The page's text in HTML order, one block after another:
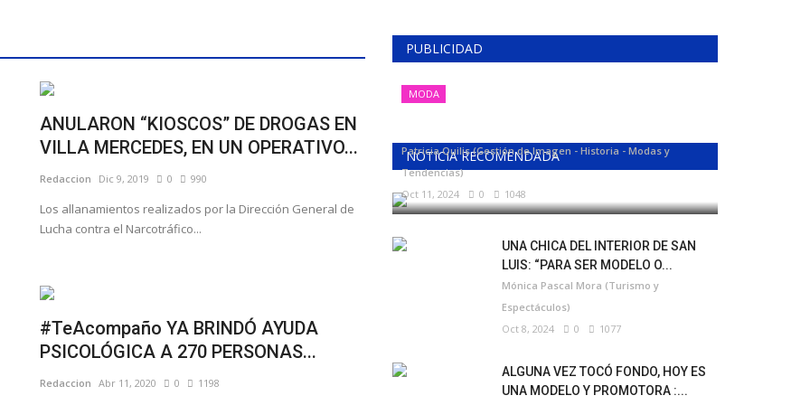
ANULARON “KIOSCOS” DE DROGAS EN
VILLA MERCEDES, EN UN OPERATIVO...
Redaccion Dic 9, 2019 0 990
Los allanamientos realizados por la Dirección General de
Lucha contra el Narcotráfico...
#TeAcompaño YA BRINDÓ AYUDA
PSICOLÓGICA A 270 PERSONAS...
Redaccion Abr 11, 2020 0 1198
PUBLICIDAD
NOTICIA RECOMENDADA
MODA
Patricia Quilis (Gestión de Imagen - Historia - Modas y
Tendencias)
Oct 11, 2024
0 1048
UNA CHICA DEL INTERIOR DE SAN
LUIS: “PARA SER MODELO O...
Mónica Pascal Mora (Turismo y
Espectáculos)
Oct 8, 2024
0 1077
ALGUNA VEZ TOCÓ FONDO, HOY ES
UNA MODELO Y PROMOTORA :...